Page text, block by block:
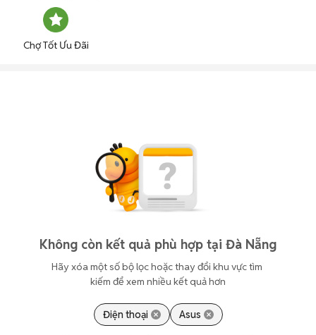
Chợ Tốt Ưu Đãi
Không còn kết quả phù hợp tại Đà Nẵng
Hãy xóa một số bộ lọc hoặc thay đổi khu vực tìm
kiếm để xem nhiều kết quả hơn
Điện thoại Asus